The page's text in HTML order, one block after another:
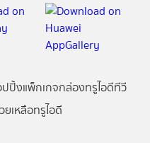
ปิ้งแพ็กเกจกล่องทรูไอดีทีวี
ยเหลือทรูไอดี